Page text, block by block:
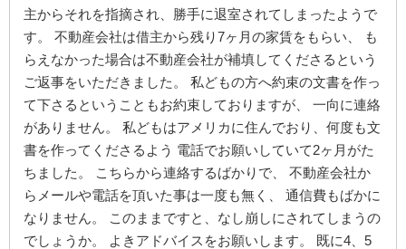
主からそれを指摘され、勝手に退室されてしまったようで
す。 不動産会社は借主から残り7ヶ月の家賃をもらい、 も
らえなかった場合は不動産会社が補填してくださるという
ご返事をいただきました。 私どもの方へ約束の文書を作っ
て下さるということもお約束しておりますが、 一向に連絡
がありません。 私どもはアメリカに住んでおり、何度も文
書を作ってくださるよう 電話でお願いしていて2ヶ月がた
ちました。 こちらから連絡するばかりで、 不動産会社か
らメールや電話を頂いた事は一度も無く、 通信費もばかに
なりません。 このままですと、なし崩しにされてしまうの
でしょうか。 よきアドバイスをお願いします。 既に4、5